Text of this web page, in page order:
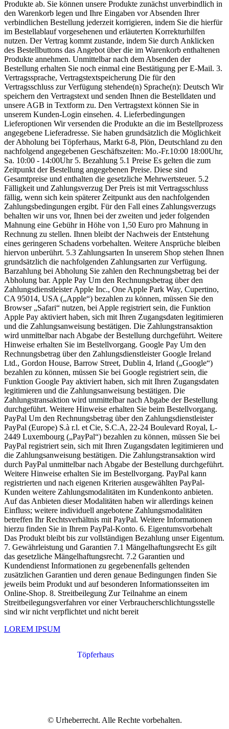
Produkte ab. Sie können unsere Produkte zunächst unverbindlich in
den Warenkorb legen und Ihre Eingaben vor Absenden Ihrer
verbindlichen Bestellung jederzeit korrigieren, indem Sie die hierfür
im Bestellablauf vorgesehenen und erläuterten Korrekturhilfen
nutzen. Der Vertrag kommt zustande, indem Sie durch Anklicken
des Bestellbuttons das Angebot über die im Warenkorb enthaltenen
Produkte annehmen. Unmittelbar nach dem Absenden der
Bestellung erhalten Sie noch einmal eine Bestätigung per E-Mail. 3.
Vertragssprache, Vertragstextspeicherung Die für den
Vertragsschluss zur Verfügung stehende(n) Sprache(n): Deutsch Wir
speichern den Vertragstext und senden Ihnen die Bestelldaten und
unsere AGB in Textform zu. Den Vertragstext können Sie in
unserem Kunden-Login einsehen. 4. Lieferbedingungen
Lieferoptionen Wir versenden die Produkte an die im Bestellprozess
angegebene Lieferadresse. Sie haben grundsätzlich die Möglichkeit
der Abholung bei Töpferhaus, Markt 6-8, Plön, Deutschland zu den
nachfolgend angegebenen Geschäftszeiten: Mo.-Fr.10:00 18:00Uhr,
Sa. 10:00 - 14:00Uhr 5. Bezahlung 5.1 Preise Es gelten die zum
Zeitpunkt der Bestellung angegebenen Preise. Diese sind
Gesamtpreise und enthalten die gesetzliche Mehrwertsteuer. 5.2
Fälligkeit und Zahlungsverzug Der Preis ist mit Vertragsschluss
fällig, wenn sich kein späterer Zeitpunkt aus den nachfolgenden
Zahlungsbedingungen ergibt. Für den Fall eines Zahlungsverzugs
behalten wir uns vor, Ihnen bei der zweiten und jeder folgenden
Mahnung eine Gebühr in Höhe von 1,50 Euro pro Mahnung in
Rechnung zu stellen. Ihnen bleibt der Nachweis der Entstehung
eines geringeren Schadens vorbehalten. Weitere Ansprüche bleiben
hiervon unberührt. 5.3 Zahlungsarten In unserem Shop stehen Ihnen
grundsätzlich die nachfolgenden Zahlungsarten zur Verfügung.
Barzahlung bei Abholung Sie zahlen den Rechnungsbetrag bei der
Abholung bar. Apple Pay Um den Rechnungsbetrag über den
Zahlungsdienstleister Apple Inc., One Apple Park Way, Cupertino,
CA 95014, USA („Apple“) bezahlen zu können, müssen Sie den
Browser „Safari“ nutzen, bei Apple registriert sein, die Funktion
Apple Pay aktiviert haben, sich mit Ihren Zugangsdaten legitimieren
und die Zahlungsanweisung bestätigen. Die Zahlungstransaktion
wird unmittelbar nach Abgabe der Bestellung durchgeführt. Weitere
Hinweise erhalten Sie im Bestellvorgang. Google Pay Um den
Rechnungsbetrag über den Zahlungsdienstleister Google Ireland
Ltd., Gordon House, Barrow Street, Dublin 4, Irland („Google“)
bezahlen zu können, müssen Sie bei Google registriert sein, die
Funktion Google Pay aktiviert haben, sich mit Ihren Zugangsdaten
legitimieren und die Zahlungsanweisung bestätigen. Die
Zahlungstransaktion wird unmittelbar nach Abgabe der Bestellung
durchgeführt. Weitere Hinweise erhalten Sie beim Bestellvorgang.
PayPal Um den Rechnungsbetrag über den Zahlungsdienstleister
PayPal (Europe) S.à r.l. et Cie, S.C.A, 22-24 Boulevard Royal, L-
2449 Luxembourg („PayPal“) bezahlen zu können, müssen Sie bei
PayPal registriert sein, sich mit Ihren Zugangsdaten legitimieren und
die Zahlungsanweisung bestätigen. Die Zahlungstransaktion wird
durch PayPal unmittelbar nach Abgabe der Bestellung durchgeführt.
Weitere Hinweise erhalten Sie im Bestellvorgang. PayPal kann
registrierten und nach eigenen Kriterien ausgewählten PayPal-
Kunden weitere Zahlungsmodalitäten im Kundenkonto anbieten.
Auf das Anbieten dieser Modalitäten haben wir allerdings keinen
Einfluss; weitere individuell angebotene Zahlungsmodalitäten
betreffen Ihr Rechtsverhältnis mit PayPal. Weitere Informationen
hierzu finden Sie in Ihrem PayPal-Konto. 6. Eigentumsvorbehalt
Das Produkt bleibt bis zur vollständigen Bezahlung unser Eigentum.
7. Gewährleistung und Garantien 7.1 Mängelhaftungsrecht Es gilt
das gesetzliche Mängelhaftungsrecht. 7.2 Garantien und
Kundendienst Informationen zu gegebenenfalls geltenden
zusätzlichen Garantien und deren genaue Bedingungen finden Sie
jeweils beim Produkt und auf besonderen Informationsseiten im
Online-Shop. 8. Streitbeilegung Zur Teilnahme an einem
Streitbeilegungsverfahren vor einer Verbraucherschlichtungsstelle
sind wir nicht verpflichtet und nicht bereit
LOREM IPSUM
Töpferhaus
© Urheberrecht. Alle Rechte vorbehalten.